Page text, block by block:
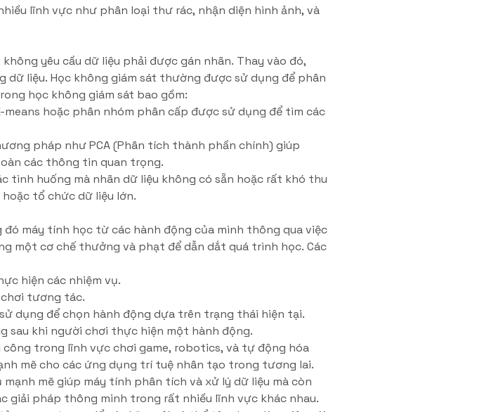
lĩnh vực như phân loại thư rác, nhận diện hình ảnh, và
yêu cầu dữ liệu phải được gán nhãn. Thay vào đó,
dữ liệu. Học không giám sát thường được sử dụng để phân
học không giám sát bao gồm:
hoặc phân nhóm phân cấp được sử dụng để tìm các
pháp như PCA (Phân tích thành phần chính) giúp
các thông tin quan trọng.
tình huống mà nhãn dữ liệu không có sẵn hoặc rất khó thu
tổ chức dữ liệu lớn.
máy tính học từ các hành động của mình thông qua việc
một cơ chế thưởng và phạt để dẫn dắt quá trình học. Các
hiện các nhiệm vụ.
tương tác.
dụng để chọn hành động dựa trên trạng thái hiện tại.
sau khi người chơi thực hiện một hành động.
trong lĩnh vực chơi game, robotics, và tự động hóa
mẽ cho các ứng dụng trí tuệ nhân tạo trong tương lai.
mẽ giúp máy tính phân tích và xử lý dữ liệu mà còn
giải pháp thông minh trong rất nhiều lĩnh vực khác nhau.